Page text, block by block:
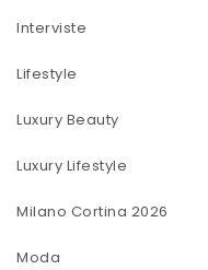
Interviste
Lifestyle
Luxury Beauty
Luxury Lifestyle
Milano Cortina 2026
Moda